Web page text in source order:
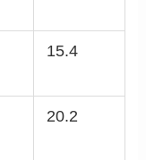
15.4
20.2